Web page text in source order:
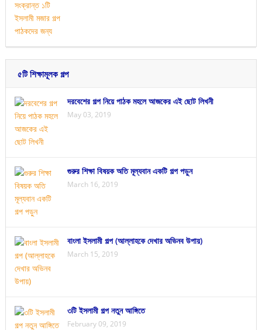
৫টি শিক্ষামূলক গল্প
দরবেশের গল্প নিয়ে পাঠক মহলে আজকের এই ছোট লিখনী
May 03, 2019
গুরুর শিক্ষা বিষয়ক অতি মূল্যবান একটি গল্প পড়ুন
March 16, 2019
বাংলা ইসলামী গল্প (আল্লাহকে দেখার অভিনব উপায়)
March 15, 2019
৩টি ইসলামী গল্প নতুন আঙ্গিতে
February 09, 2019